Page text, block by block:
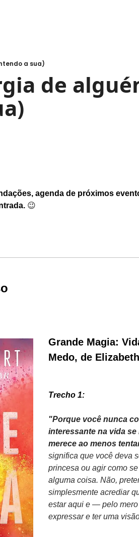
a sua)
agenda de próximos
😉
Grande Magia:
Medo, de
Trecho 1:
"Porque você nunca
interessante na vida
merece ao menos
significa que você deva
princesa ou agir como
alguma coisa. Não,
simplesmente acrediar
estar aqui e — pelo
expressar e ter uma